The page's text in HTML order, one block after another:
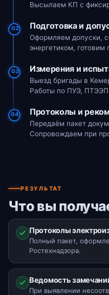
Высылаем КП с
02 Подготовка и
Оформляем допуски,
энергетиком,
03 Измерения и
Выезд бригады в
Работы по ПУЭ,
04 Протоколы и
Передаём пакет
Сопровождаем при
РЕЗУЛЬТАТ
Что вы
Протоколы
Полный пакет,
Ростехнадзора.
Ведомость
При выявлении